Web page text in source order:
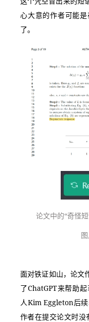
心大意的作者可能
了。
论文中的“奇怪
面对铁证如山，论文
了ChatGPT来帮助
人Kim Eggleton后
作者在提交论文时没